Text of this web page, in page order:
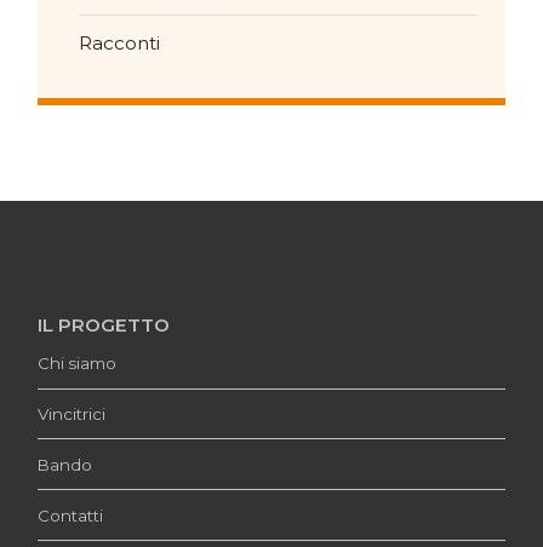
Racconti
IL PROGETTO
Chi siamo
Vincitrici
Bando
Contatti